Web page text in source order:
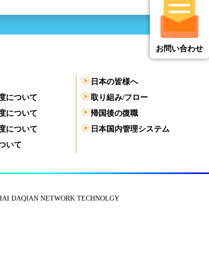
について
について
について
いて
日本の皆様へ
取り組み/フロー
帰国後の復職
日本国内管理システム
DAQIAN NETWORK TECHNOLGY
お問い合わせ